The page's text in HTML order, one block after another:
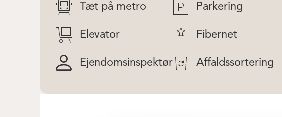
Tæt på metro Parkering
Elevator Fibernet
Ejendomsinspektør Affaldssortering